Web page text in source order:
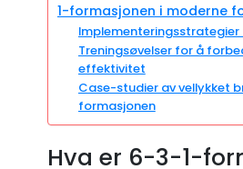
1-formasjonen i moderne
Treningsøvelser for å
effektivitet
Case-studier av vellykket
formasjonen
Hva er 6-3-1-